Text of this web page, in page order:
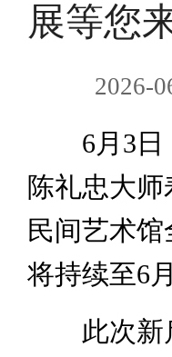
展等您
2026-
6月3日
陈礼忠大
民间艺术
将持续至6
此次新启